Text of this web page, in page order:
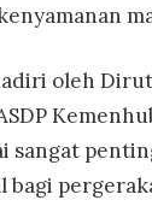
oleh Dirut